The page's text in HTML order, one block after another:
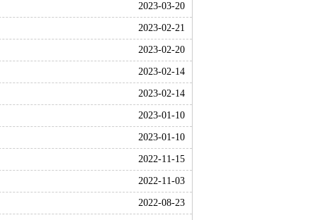
2023-03-20
2023-02-21
2023-02-20
2023-02-14
2023-02-14
2023-01-10
2023-01-10
2022-11-15
2022-11-03
2022-08-23